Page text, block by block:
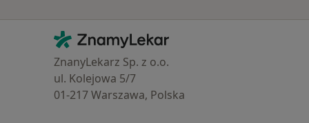
Kontakt
ZnamyLekar - Hlavní stránka
ZnanyLekarz Sp. z o.o.
ul. Kolejowa 5/7
01-217 Warszawa, Polska